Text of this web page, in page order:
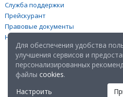
Служба поддержки
Прейскурант
Правовые документы
Настройка файлов cookies
Для обеспечения удобства
улучшения сервисов и
персонализированных
файлы cookies.
Настроить